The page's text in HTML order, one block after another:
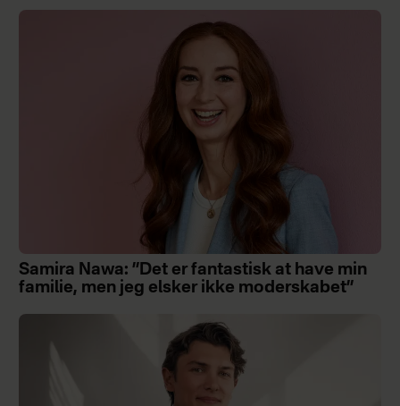
Samira Nawa: ”Det er fantastisk at have min
familie, men jeg elsker ikke moderskabet”